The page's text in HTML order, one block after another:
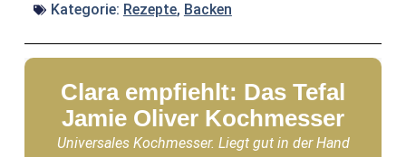
Kategorie: Rezepte, Backen
Clara empfiehlt: Das Tefal
Jamie Oliver Kochmesser
Universales Kochmesser. Liegt gut in der Hand